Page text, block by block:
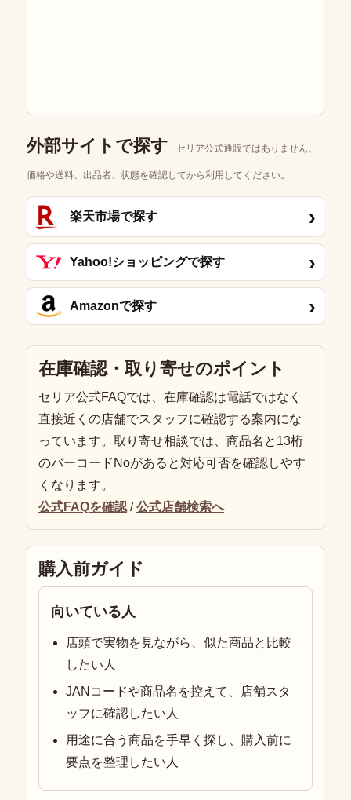
外部サイトで探す セリア公式通販ではありません。
価格や送料、出品者、状態を確認してから利用してください。
楽天市場で探す ›
Yahoo!ショッピングで探す ›
Amazonで探す ›
在庫確認・取り寄せのポイント
セリア公式FAQでは、在庫確認は電話ではなく
直接近くの店舗でスタッフに確認する案内にな
っています。取り寄せ相談では、商品名と13桁
のバーコードNoがあると対応可否を確認しやす
くなります。
公式FAQを確認 /公式店舗検索へ
購入前ガイド
向いている人
店頭で実物を見ながら、似た商品と比較
したい人
JANコードや商品名を控えて、店舗スタ
ッフに確認したい人
用途に合う商品を手早く探し、購入前に
要点を整理したい人